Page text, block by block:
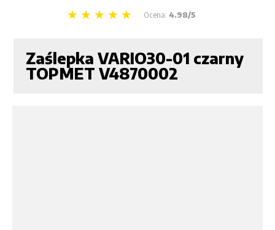
Ocena: 4.98/5
Zaślepka VARIO30-01 czarny
TOPMET V4870002